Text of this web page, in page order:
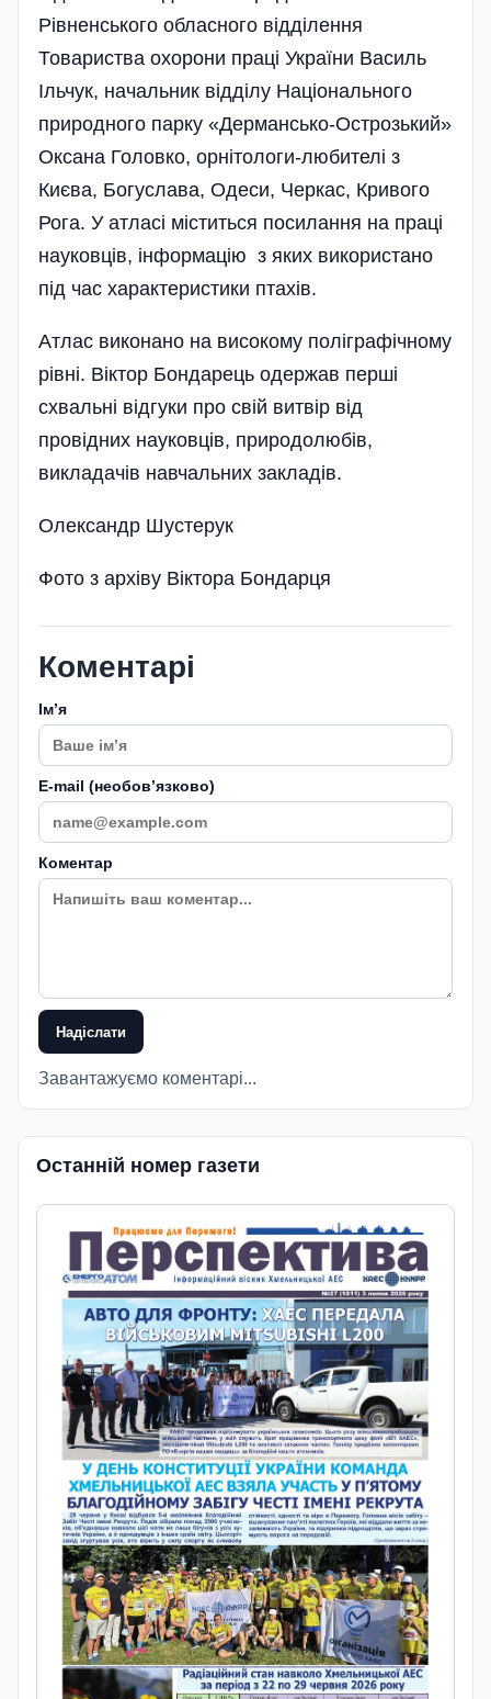
Рівненського обласного відділення
Товариства охорони праці України Василь
Ільчук, начальник відділу Національного
природного парку «Дермансько-Острозький»
Оксана Головко, орнітологи-любителі з
Києва, Богуслава, Одеси, Черкас, Кривого
Рога. У атласі міститься посилання на праці
науковців, інформацію з яких використано
під час характеристики птахів.
Атлас виконано на високому поліграфічному
рівні. Віктор Бондарець одержав перші
схвальні відгуки про свій витвір від
провідних науковців, природолюбів,
викладачів навчальних закладів.
Олександр Шустерук
Фото з архіву Віктора Бондарця
Коментарі
Імʼя
E-mail (необовʼязково)
Коментар
Надіслати
Завантажуємо коментарі...
Останній номер газети